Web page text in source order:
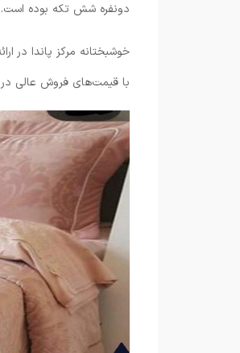
دونفره شش تکه بوده است.
خوشبختانه مرکز پاندا در
با قیمت‌های فروش عالی در